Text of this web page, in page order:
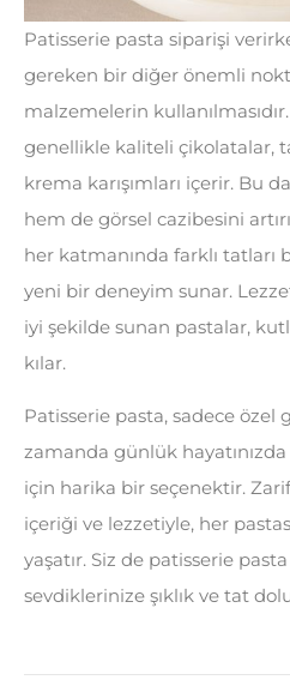
Patisserie pasta siparişi
gereken bir diğer önemli
malzemelerin
genellikle kaliteli çikolatalar,
krema karışımları içerir. Bu
hem de görsel cazibesini
her katmanında farklı
yeni bir deneyim sunar.
iyi şekilde sunan pastalar,
kılar.
Patisserie pasta, sadece özel
zamanda günlük
için harika bir seçenektir.
içeriği ve lezzetiyle, her
yaşatır. Siz de patisserie
sevdiklerinize şıklık ve tat